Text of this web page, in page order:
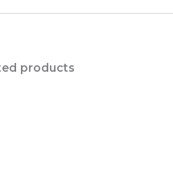
products